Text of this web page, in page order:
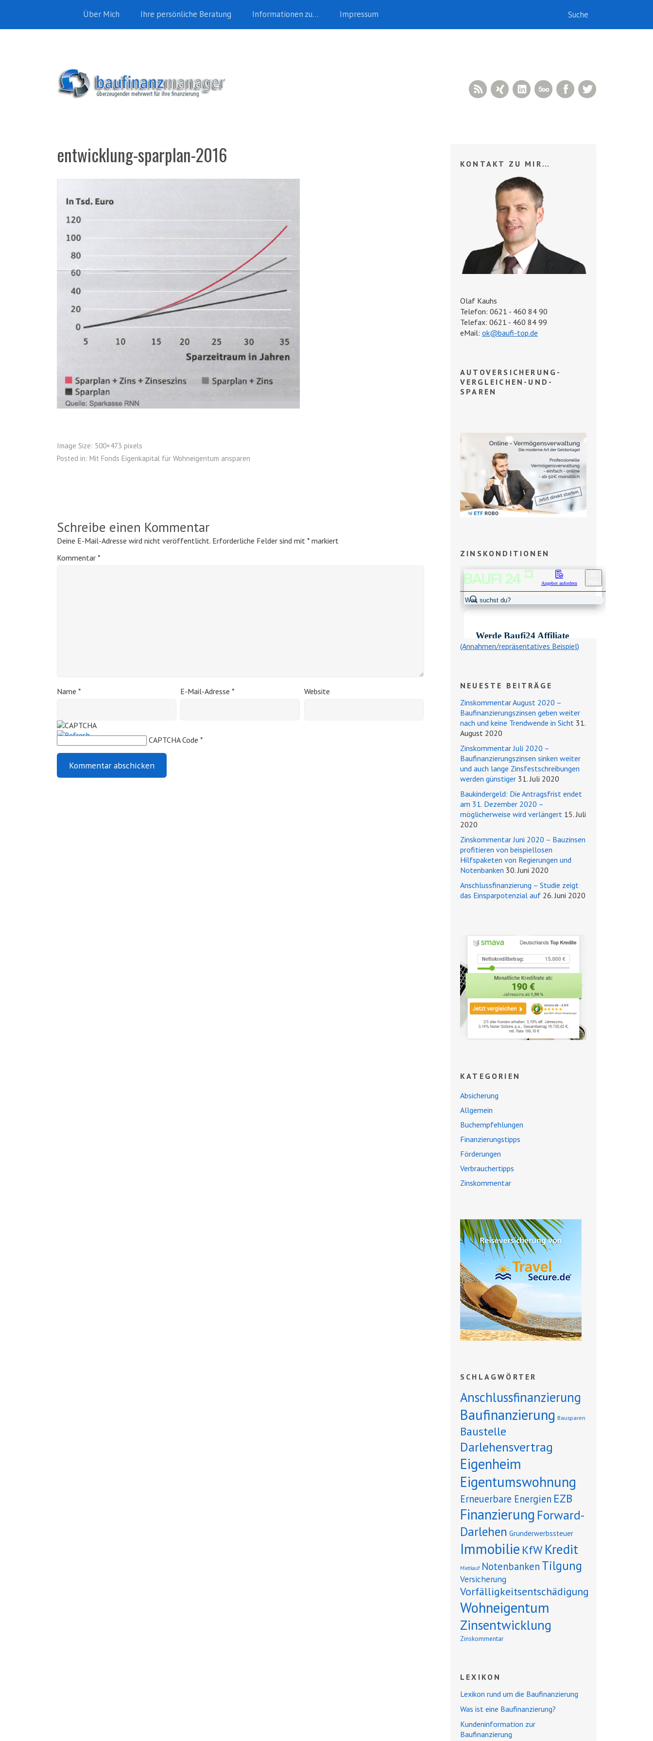
Über Mich Ihre persönliche Beratung Informationen zu… Impressum
Facebook
500px
LinkedIn
Xing
RSS Feed
entwicklung-sparplan-2016
Image Size: 500×473 pixels
Posted in: Mit Fonds Eigenkapital für Wohneigentum ansparen
Schreibe einen Kommentar
Deine E-Mail-Adresse wird nicht veröffentlicht. Erforderliche Felder sind mit * markiert
Kommentar *
Name * E-Mail-Adresse* Website
CAPTCHA Code *
KONTAKT ZU MIR…
Olaf Kauhs
Telefon: 0621 - 460 84 90
Telefax: 0621 - 460 84 99
eMail: ok@baufi-top.de
AUTOVERSICHERUNG-
VERGLEICHEN-UND-
SPAREN
ZINSKONDITIONEN
(Annahmen/repräsentatives Beispiel)
NEUESTE BEITRÄGE
Zinskommentar August 2020 –
Baufinanzierungszinsen geben weiter
nach und keine Trendwende in Sicht 31.
August 2020
Zinskommentar Juli 2020 –
Baufinanzierungszinsen sinken weiter
und auch lange Zinsfestschreibungen
werden günstiger 31. Juli 2020
Baukindergeld: Die Antragsfrist endet
am 31. Dezember 2020 –
möglicherweise wird verlängert 15. Juli
2020
Zinskommentar Juni 2020 – Bauzinsen
profitieren von beispiellosen
Hilfspaketen von Regierungen und
Notenbanken 30. Juni 2020
Anschlussfinanzierung – Studie zeigt
das Einsparpotenzial auf 26. Juni 2020
KATEGORIEN
Absicherung
Allgemein
Buchempfehlungen
Finanzierungstipps
Förderungen
Verbrauchertipps
Zinskommentar
SCHLAGWÖRTER
Anschlussfinanzierung
Baufinanzierung Bausparen
Baustelle
Darlehensvertrag
Eigenheim
Eigentumswohnung
Erneuerbare Energien EZB
Finanzierung Forward-
Darlehen Grunderwerbssteuer
Immobilie KfWKredit
Mietkauf Notenbanken Tilgung
Versicherung
Vorfälligkeitsentschädigung
Wohneigentum
Zinsentwicklung
Zinskommentar
LEXIKON
Lexikon rund um die Baufinanzierung
Was ist eine Baufinanzierung?
Kundeninformation zur
Baufinanzierung